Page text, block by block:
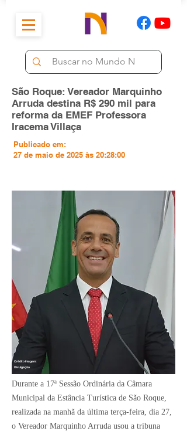
São Roque: Vereador Marquinho
Arruda destina R$ 290 mil para
reforma da EMEF Professora
Iracema Villaça
Publicado em:
27 de maio de 2025 às 20:28:00
Divulgação
Crédito Imagem:
Durante a 17ª Sessão Ordinária da Câmara
Municipal da Estância Turística de São Roque,
realizada na manhã da última terça-feira, dia 27,
o Vereador Marquinho Arruda usou a tribuna